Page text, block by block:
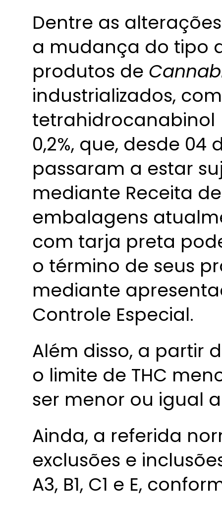
Dentre as
a mudança do tipo
produtos de
industrializados,
tetrahidrocanabinol
0,2%, que, desde 04
passaram a estar
mediante Receita
embalagens
com tarja preta
o término de seus
mediante
Controle Especial.
Além disso, a partir
o limite de THC
ser menor ou igual a
Ainda, a referida
exclusões e
A3, B1, C1 e E,